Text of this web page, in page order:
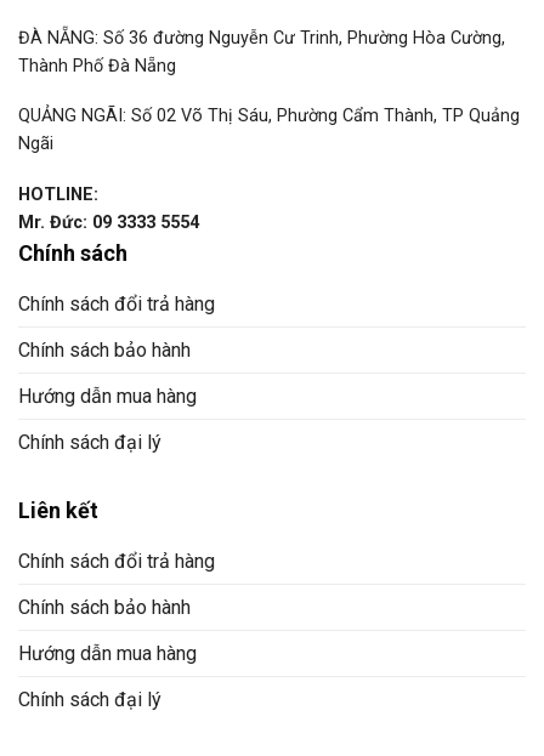
ĐÀ NẴNG: Số 36 đường Nguyễn Cư Trinh, Phường Hòa Cường,
Thành Phố Đà Nẵng
QUẢNG NGÃI: Số 02 Võ Thị Sáu, Phường Cẩm Thành, TP Quảng
Ngãi
HOTLINE:
Mr. Đức: 09 3333 5554
Chính sách
Chính sách đổi trả hàng
Chính sách bảo hành
Hướng dẫn mua hàng
Chính sách đại lý
Liên kết
Chính sách đổi trả hàng
Chính sách bảo hành
Hướng dẫn mua hàng
Chính sách đại lý